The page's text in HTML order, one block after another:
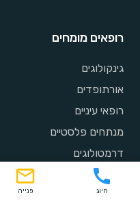
רופאים מומחים
גינקולוגים
אורתופדים
רופאי עיניים
מנתחים פלסטיים
דרמטולוגים
קרדיולוגים
רופאי אף אוזן וגרון
חיוג פנייה